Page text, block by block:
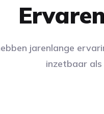
Ervaren
jarenlange
inzetbaar